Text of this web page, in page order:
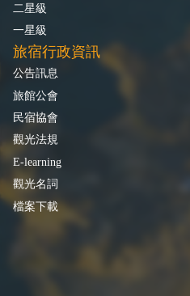
二星級
一星級
旅宿行政資訊
公告訊息
旅館公會
民宿協會
觀光法規
E-learning
觀光名詞
檔案下載